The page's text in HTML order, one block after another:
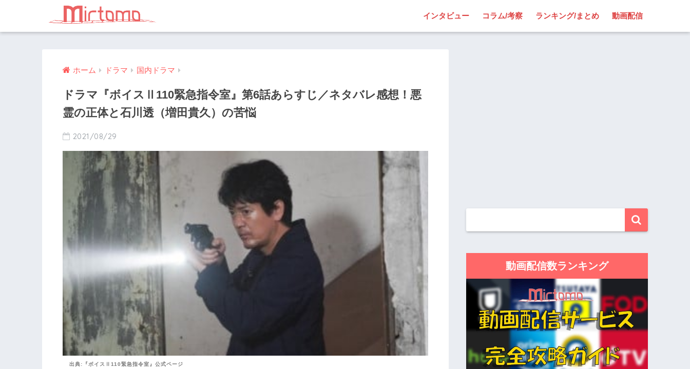
インタビュー コラム/考察 ランキング/まとめ 動画配信
ホーム ドラマ 国内ドラマ
ドラマ『ボイスⅡ110緊急指令室』第6話あらすじ／ネタバレ感想！悪
霊の正体と石川透（増田貴久）の苦悩
2021/08/29
出典:『ボイスⅡ110緊急指令室』公式ページ
動画配信数ランキング